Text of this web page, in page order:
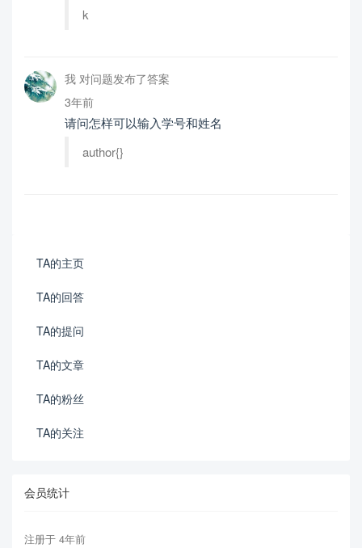
k
我 对问题发布了答案
3年前
请问怎样可以输入学号和姓名
author{}
TA的主页
TA的回答
TA的提问
TA的文章
TA的粉丝
TA的关注
会员统计
注册于 4年前